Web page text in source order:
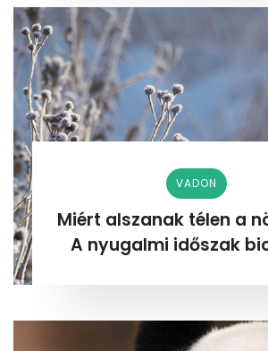
VADON
Miért alszanak télen a
A nyugalmi időszak